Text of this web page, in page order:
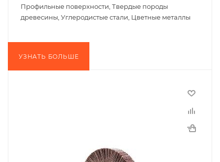
Профильные поверхности, Твердые породы
древесины, Углеродистые стали, Цветные металлы
УЗНАТЬ БОЛЬШЕ